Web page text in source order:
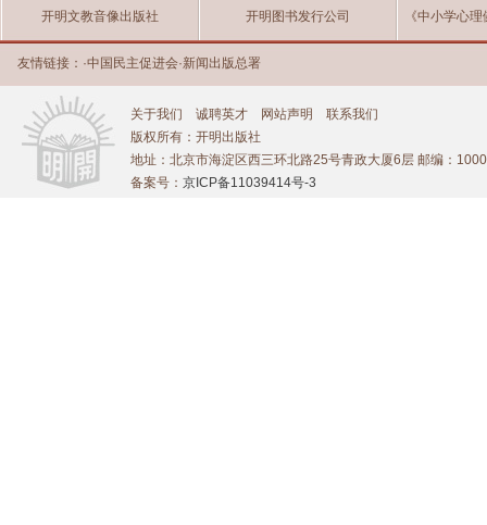
开明文教音像出版社 开明图书发行公司 《中小学心
友情链接： ·中国民主促进会·新闻出版总署
关于我们 诚聘英才 网站声明
联系我们
版权所有：开明出版社
地址：北京市海淀区西三环北路25号青政大厦6层 邮编：
备案号： 京ICP备11039414号-3